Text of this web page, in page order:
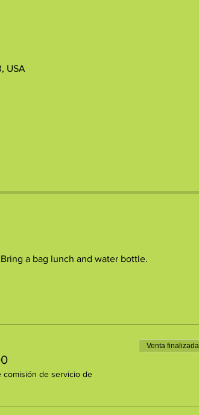
USA
a bag lunch and water bottle.
comisión de servicio de
Venta finalizada